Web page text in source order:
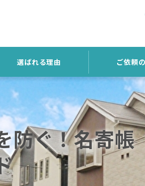
選ばれる理由 ご依頼
防ぐ！名寄